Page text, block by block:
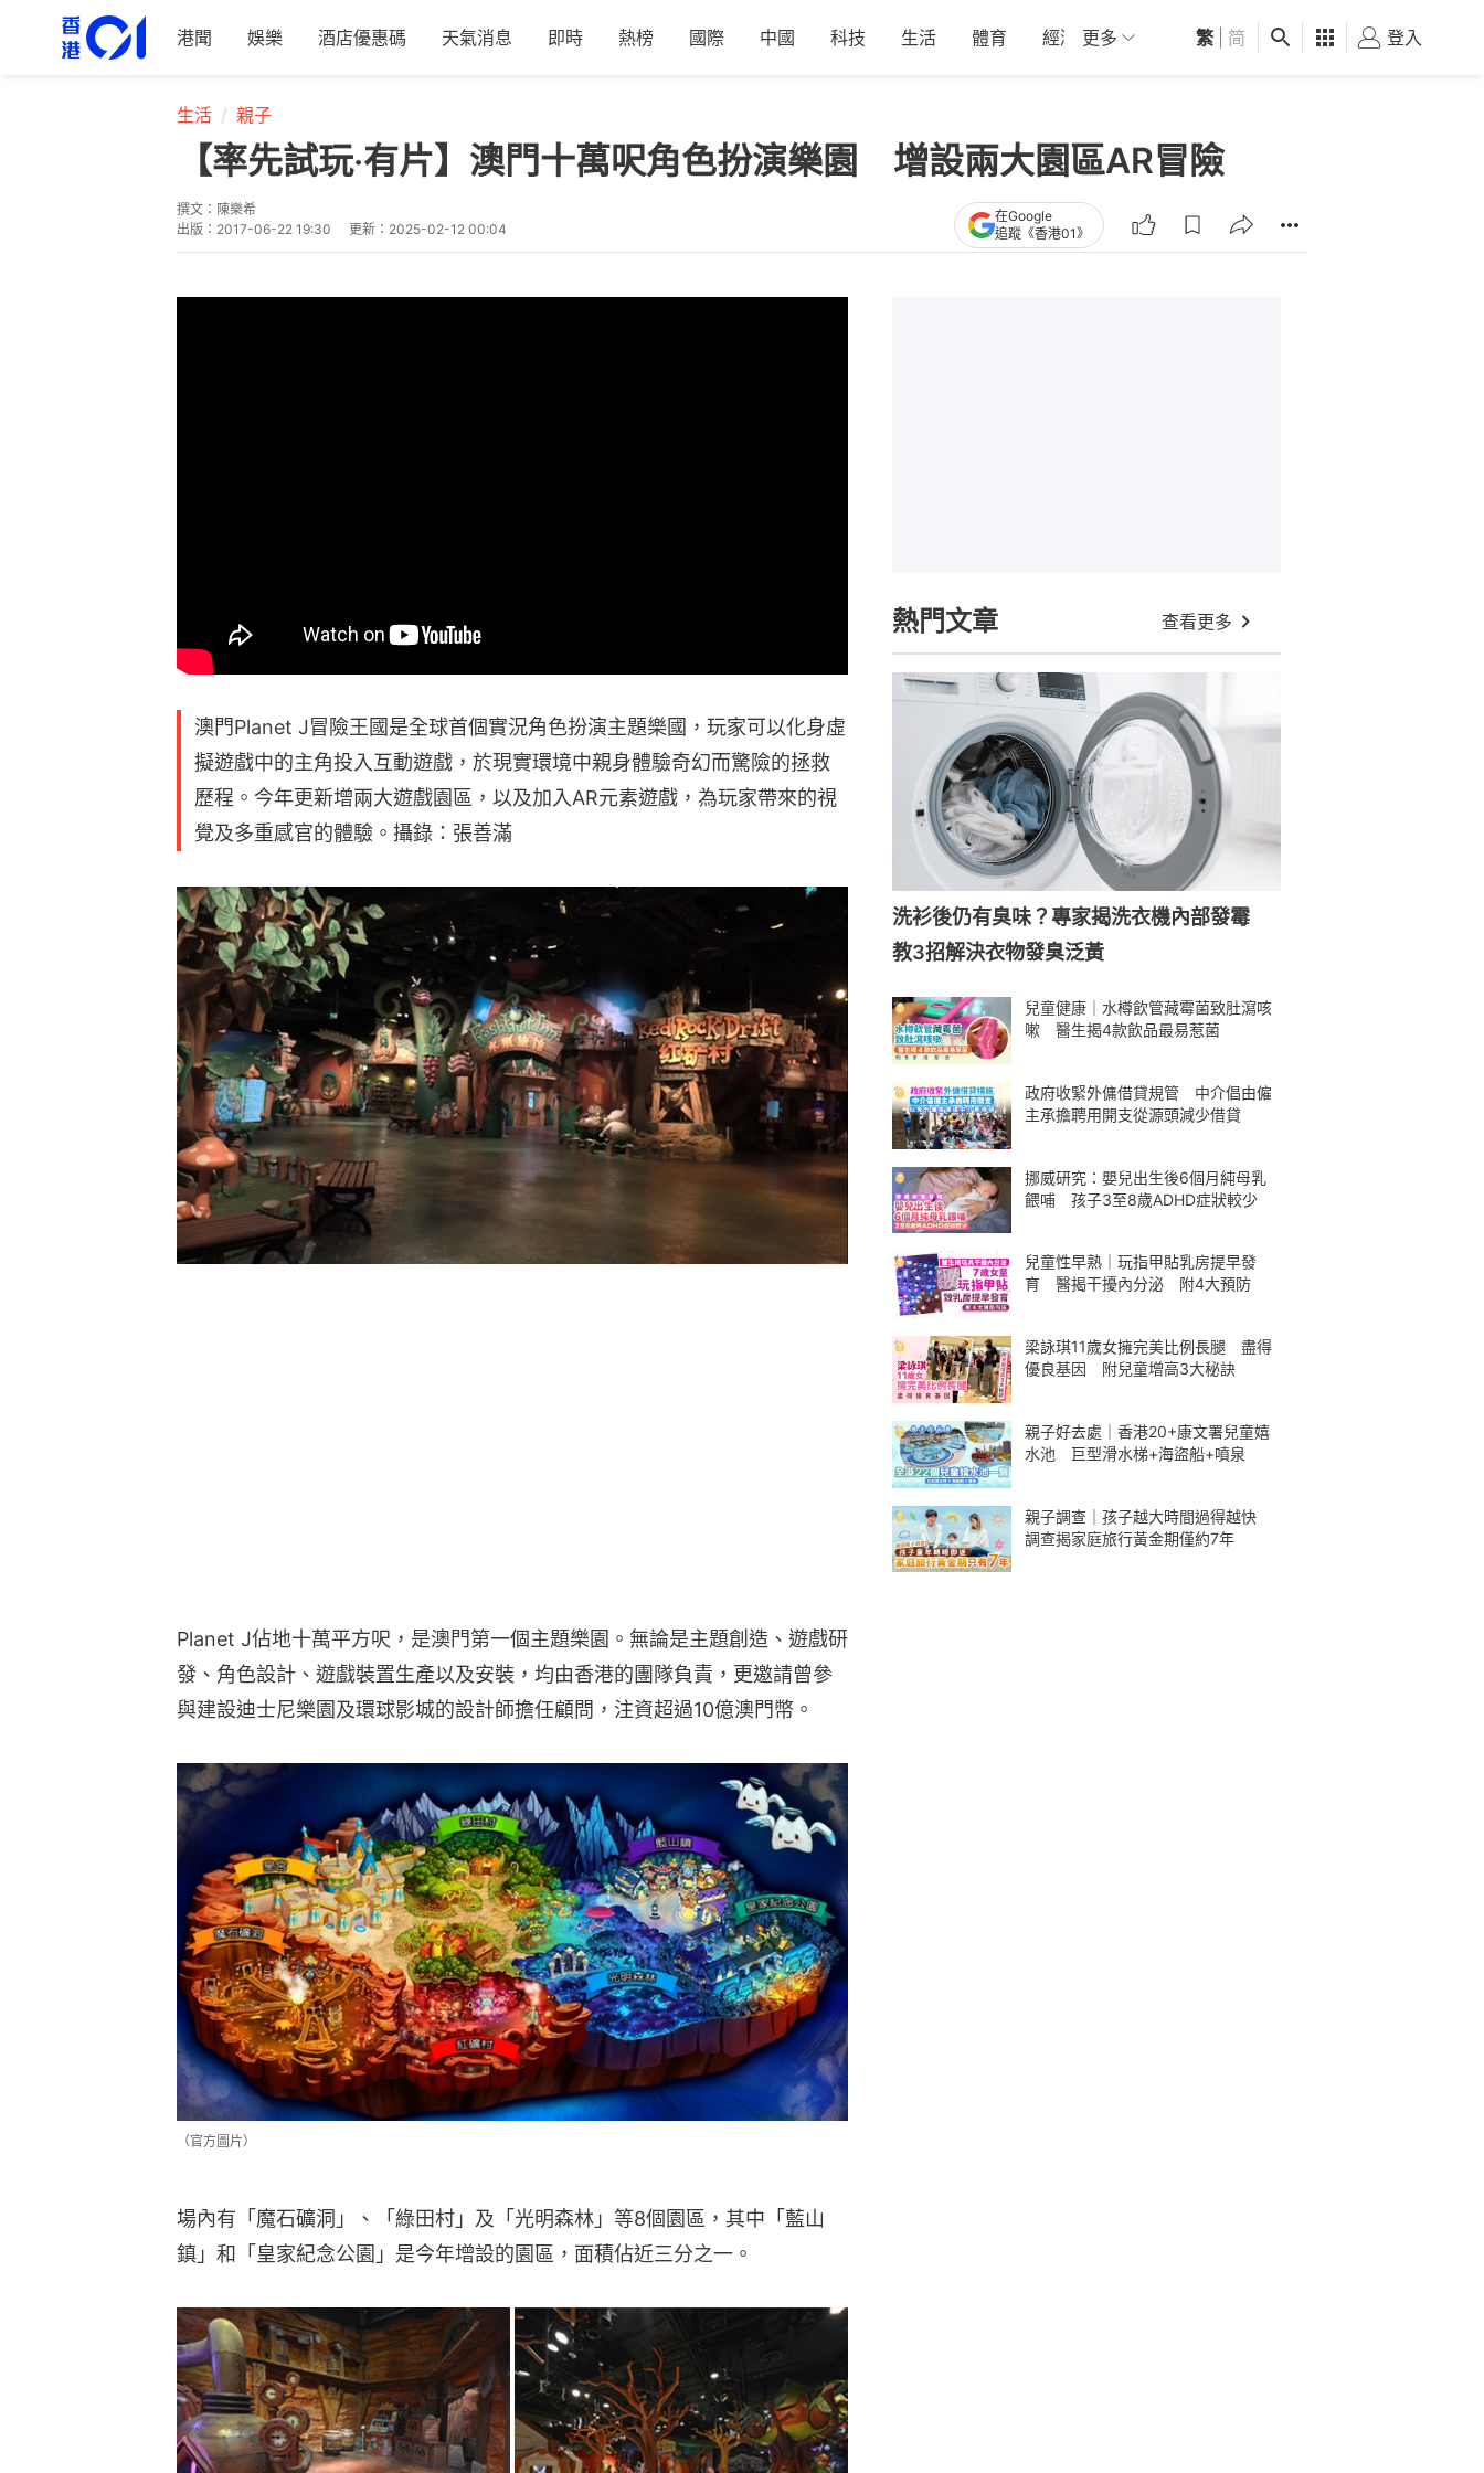
港聞 娛樂 酒店優惠碼 天氣消息 即時 熱榜 國際 中國 科技 生活 體育 經濟 01深圳 觀點 健康 好食玩飛
更多 繁 简 登入
生活 親子
【率先試玩‧有片】澳門十萬呎角色扮演樂園 增設兩大園區AR冒險
撰文： 陳樂希
出版： 2017-06-22 19:30 更新： 2025-02-12 00:04
在Google
追蹤《香港01》
澳門Planet J冒險王國是全球首個實況角色扮演主題樂國，玩家可以化身虛
擬遊戲中的主角投入互動遊戲，於現實環境中親身體驗奇幻而驚險的拯救
歷程。今年更新增兩大遊戲園區，以及加入AR元素遊戲，為玩家帶來的視
覺及多重感官的體驗。攝錄：張善滿
Planet J佔地十萬平方呎，是澳門第一個主題樂園。無論是主題創造、遊戲研
發、角色設計、遊戲裝置生產以及安裝，均由香港的團隊負責，更邀請曾參
與建設迪士尼樂園及環球影城的設計師擔任顧問，注資超過10億澳門幣。
（官方圖片）
場內有「魔石礦洞」、「綠田村」及「光明森林」等8個園區，其中「藍山
鎮」和「皇家紀念公園」是今年增設的園區，面積佔近三分之一。
熱門文章 查看更多
洗衫後仍有臭味？專家揭洗衣機內部發霉
教3招解決衣物發臭泛黃
兒童健康｜水樽飲管藏霉菌致肚瀉咳
嗽 醫生揭4款飲品最易惹菌
政府收緊外傭借貸規管 中介倡由僱
主承擔聘用開支從源頭減少借貸
挪威研究：嬰兒出生後6個月純母乳
餵哺 孩子3至8歲ADHD症狀較少
兒童性早熟｜玩指甲貼乳房提早發
育 醫揭干擾內分泌 附4大預防
梁詠琪11歲女擁完美比例長腿 盡得
優良基因 附兒童增高3大秘訣
親子好去處｜香港20+康文署兒童嬉
水池 巨型滑水梯+海盜船+噴泉
親子調查｜孩子越大時間過得越快
調查揭家庭旅行黃金期僅約7年